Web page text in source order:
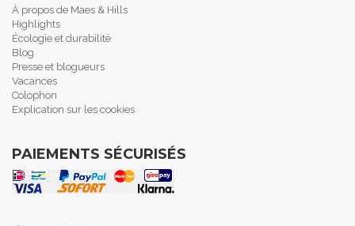
À propos de Maes & Hills
Highlights
Écologie et durabilité
Blog
Presse et blogueurs
Vacances
Colophon
Explication sur les cookies
PAIEMENTS SÉCURISÉS